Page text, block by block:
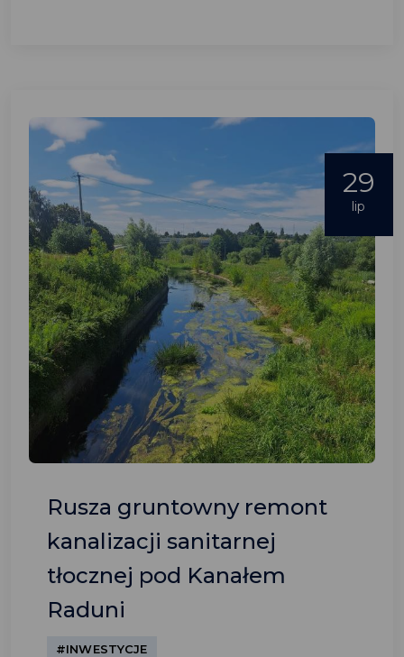
29
lip
Rusza gruntowny remont
kanalizacji sanitarnej
tłocznej pod Kanałem
Raduni
#INWESTYCJE